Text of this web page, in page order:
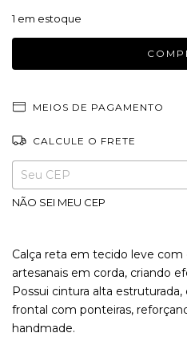
1 em estoque
MEIOS DE PAGAMENTO
CALCULE O FRETE
Entregas para o CEP:
NÃO SEI MEU CEP
Calça reta em tecido leve
artesanais em corda, criando
Possui cintura alta
frontal com ponteiras,
handmade.